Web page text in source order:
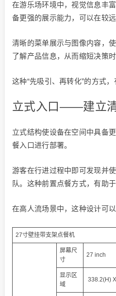
在游乐场环境中，视觉信息丰
备更强的展示能力，可以在较
清晰的菜单展示与图像内容，
了解产品信息，从而缩短决策时
这种“先吸引、再转化”的方式，
立式入口——建立
立式结构使设备在空间中具备
餐入口进行部署。
游客在行进过程中即可发现并
队。这种前置点餐方式，有助
在高人流场景中，这种设计可
27寸壁挂带支架点餐机
屏幕尺
寸
27 inch
显示区
域
338.2(H)